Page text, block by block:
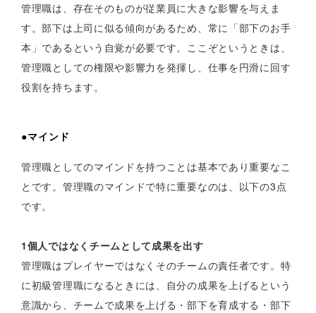
管理職は、存在そのものが従業員に大きな影響を与えま
す。部下は上司に似る傾向があるため、常に「部下のお手
本」であるという自覚が必要です。ここぞというときは、
管理職としての権限や影響力を発揮し、仕事を円滑に回す
役割を持ちます。
●マインド
管理職としてのマインドを持つことは基本であり重要なこ
とです。管理職のマインドで特に重要なのは、以下の3点
です。
1個人ではなくチームとして成果を出す
管理職はプレイヤーではなくそのチームの責任者です。特
に初級管理職になるときには、自分の成果を上げるという
意識から、チームで成果を上げる・部下を育成する・部下